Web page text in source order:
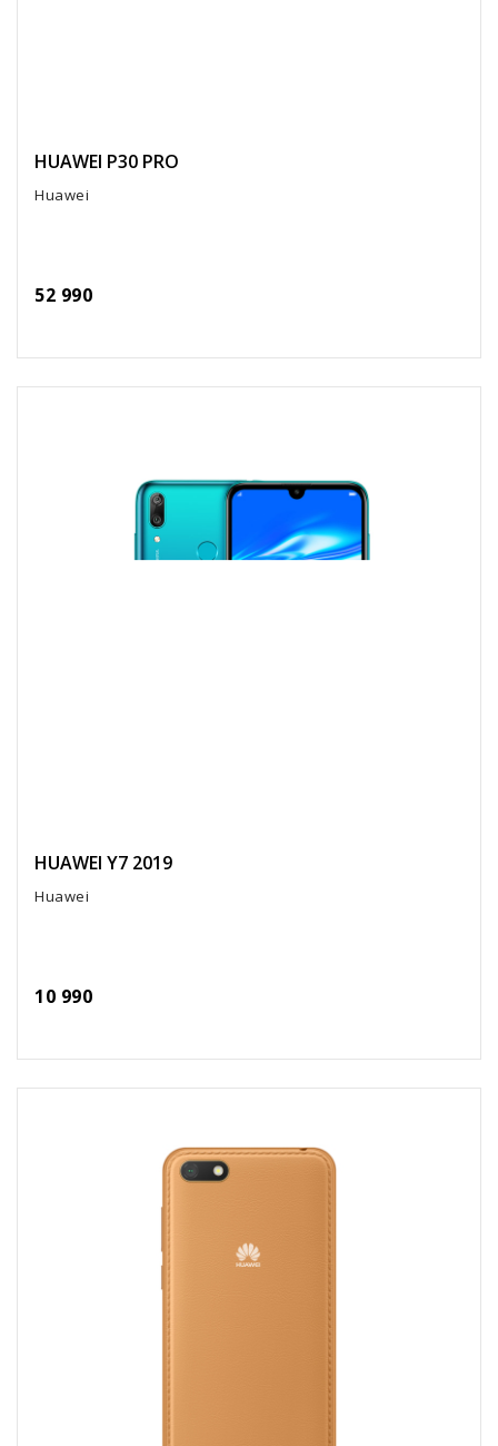
HUAWEI P30 PRO
Huawei
52 990
HUAWEI Y7 2019
Huawei
10 990